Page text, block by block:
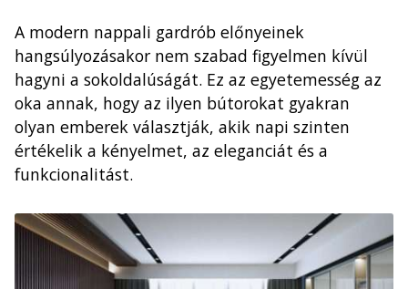
A modern nappali gardrób előnyeinek
hangsúlyozásakor nem szabad figyelmen kívül
hagyni a sokoldalúságát. Ez az egyetemesség az
oka annak, hogy az ilyen bútorokat gyakran
olyan emberek választják, akik napi szinten
értékelik a kényelmet, az eleganciát és a
funkcionalitást.